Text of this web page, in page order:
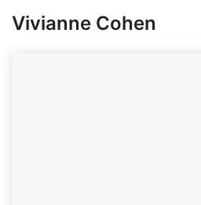
Vivianne Cohen